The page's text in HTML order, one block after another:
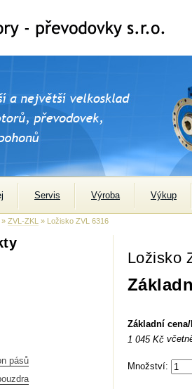
Servis Výroba Výkup
» ZVL-ZKL » Ložisko ZVL 6316
pásů
Ložisko
Základní
1 045 Kč
Množství: